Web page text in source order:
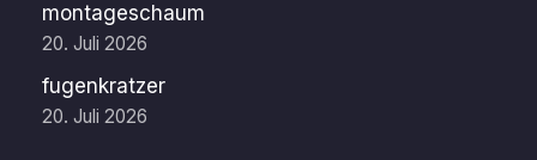
montageschaum
20. Juli 2026
fugenkratzer
20. Juli 2026